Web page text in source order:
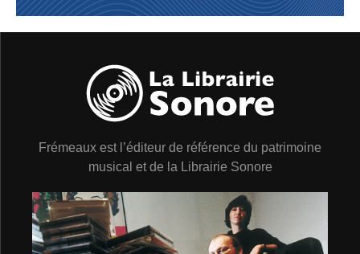
Frémeaux est l’éditeur de référence du patrimoine
musical et de la Librairie Sonore